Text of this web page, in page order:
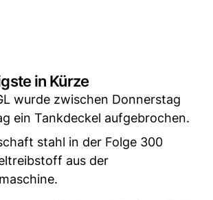
in Kürze
wurde zwischen Donnerstag
ein Tankdeckel aufgebrochen.
stahl in der Folge 300
aus der